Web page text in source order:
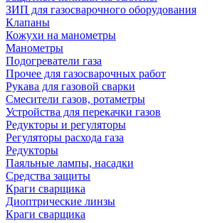
ЗИП для газосварочного оборудования
Клапаны
Кожухи на манометры
Манометры
Подогреватели газа
Прочее для газосварочных работ
Рукава для газовой сварки
Смесители газов, ротаметры
Устройства для перекачки газов
Редукторы и регуляторы
Регуляторы расхода газа
Редукторы
Паяльные лампы, насадки
Средства защиты
Краги сварщика
Диоптрические линзы
Краги сварщика